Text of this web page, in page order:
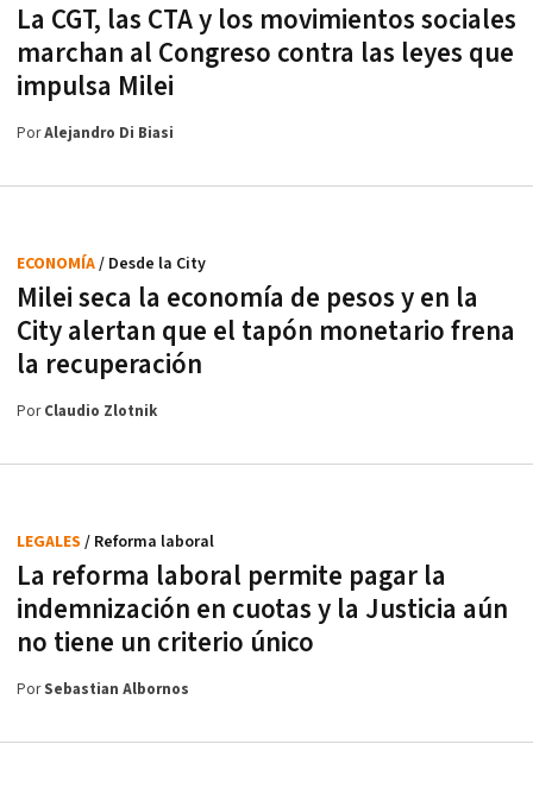
La CGT, las CTA y los movimientos sociales
marchan al Congreso contra las leyes que
impulsa Milei
PorAlejandro Di Biasi
Milei seca la economía de pesos y en la
City alertan que el tapón monetario frena
la recuperación
ECONOMÍA/ Desde la City
PorClaudio Zlotnik
La reforma laboral permite pagar la
indemnización en cuotas y la Justicia aún
no tiene un criterio único
LEGALES / Reforma laboral
PorSebastian Albornos